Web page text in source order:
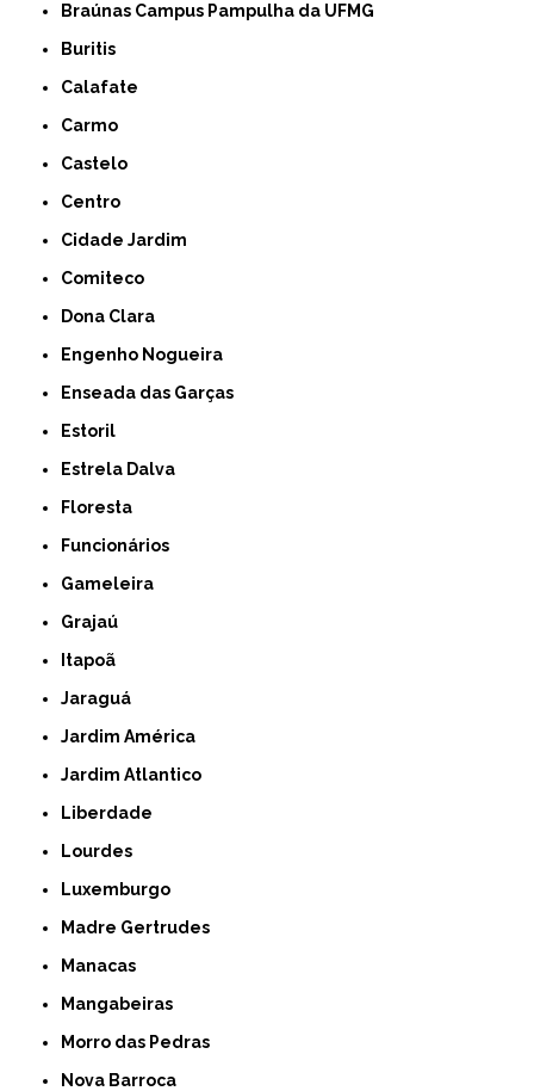
Braúnas Campus Pampulha da UFMG
Buritis
Calafate
Carmo
Castelo
Centro
Cidade Jardim
Comiteco
Dona Clara
Engenho Nogueira
Enseada das Garças
Estoril
Estrela Dalva
Floresta
Funcionários
Gameleira
Grajaú
Itapoã
Jaraguá
Jardim América
Jardim Atlantico
Liberdade
Lourdes
Luxemburgo
Madre Gertrudes
Manacas
Mangabeiras
Morro das Pedras
Nova Barroca